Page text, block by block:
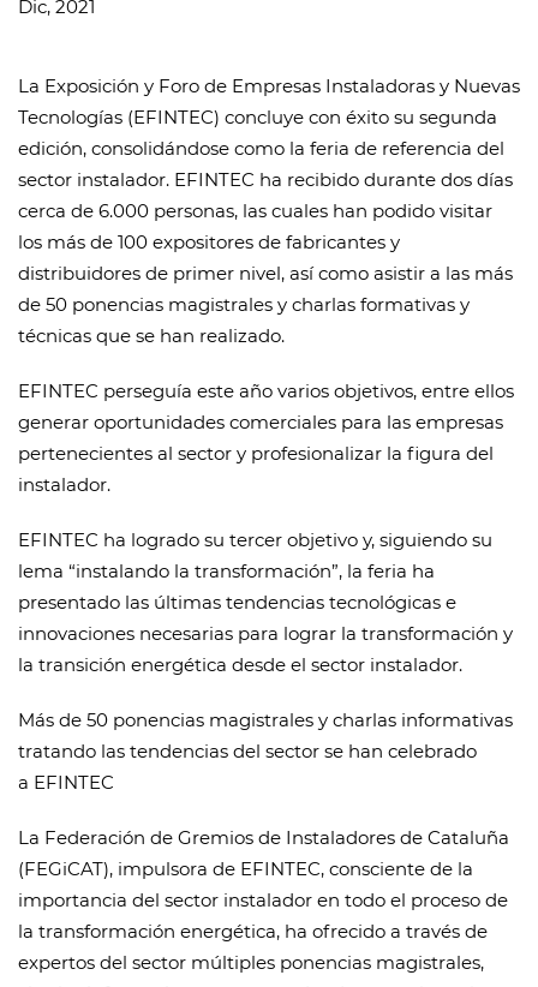
Dic, 2021
La Exposición y Foro de Empresas Instaladoras y Nuevas
Tecnologías (EFINTEC) concluye con éxito su segunda
edición, consolidándose como la feria de referencia del
sector instalador. EFINTEC ha recibido durante dos días
cerca de 6.000 personas, las cuales han podido visitar
los más de 100 expositores de fabricantes y
distribuidores de primer nivel, así como asistir a las más
de 50 ponencias magistrales y charlas formativas y
técnicas que se han realizado.
EFINTEC perseguía este año varios objetivos, entre ellos
generar oportunidades comerciales para las empresas
pertenecientes al sector y profesionalizar la figura del
instalador.
EFINTEC ha logrado su tercer objetivo y, siguiendo su
lema “instalando la transformación”, la feria ha
presentado las últimas tendencias tecnológicas e
innovaciones necesarias para lograr la transformación y
la transición energética desde el sector instalador.
Más de 50 ponencias magistrales y charlas informativas
tratando las tendencias del sector se han celebrado
a EFINTEC
La Federación de Gremios de Instaladores de Cataluña
(FEGiCAT), impulsora de EFINTEC, consciente de la
importancia del sector instalador en todo el proceso de
la transformación energética, ha ofrecido a través de
expertos del sector múltiples ponencias magistrales,